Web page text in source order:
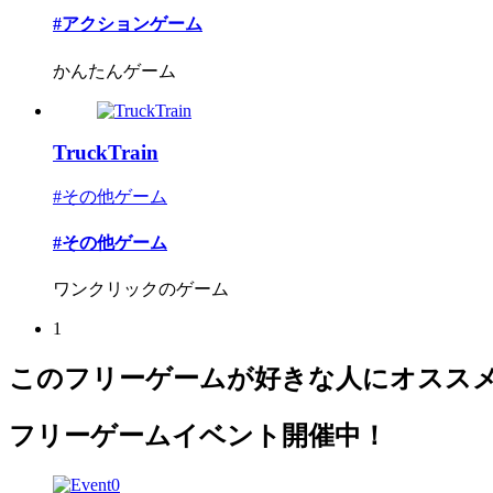
#アクションゲーム
かんたんゲーム
TruckTrain
#その他ゲーム
#その他ゲーム
ワンクリックのゲーム
1
このフリーゲームが好きな人にオスス
フリーゲームイベント開催中！